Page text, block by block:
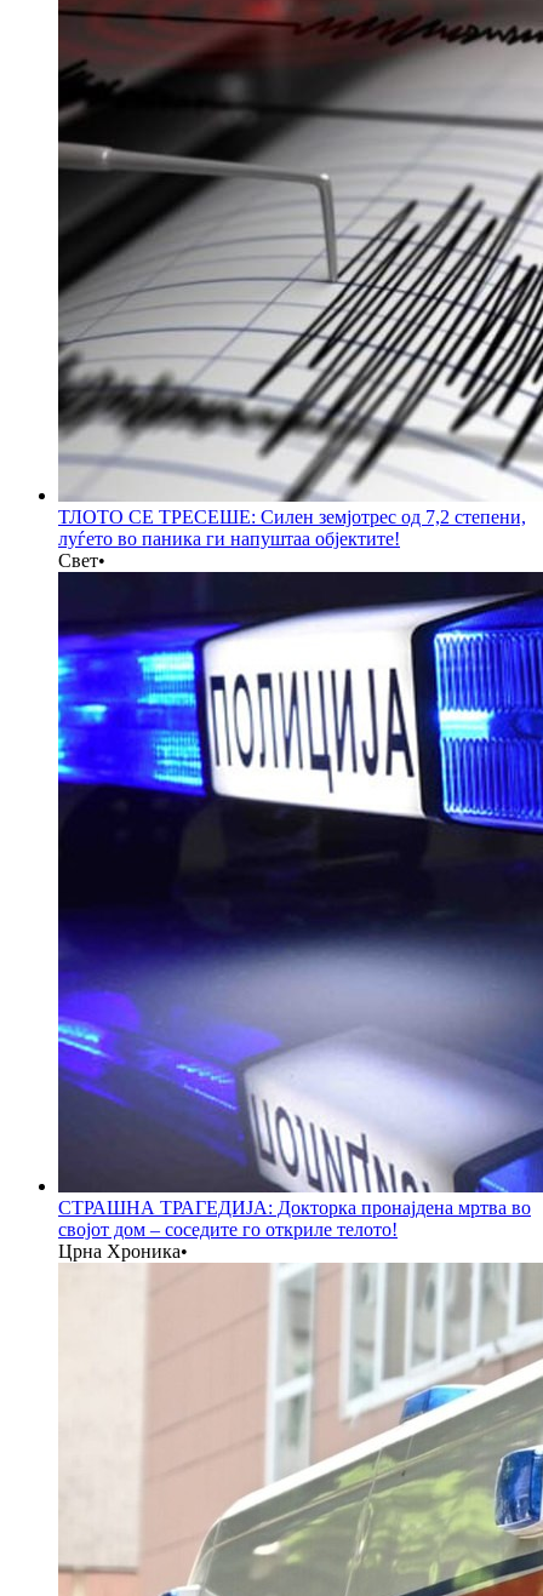
ТЛОТО СЕ ТРЕСЕШЕ: Силен земјотрес од 7,2 степени,
луѓето во паника ги напуштаа објектите!
Свет•
СТРАШНА ТРАГЕДИЈА: Докторка пронајдена мртва во
својот дом – соседите го откриле телото!
Црна Хроника•